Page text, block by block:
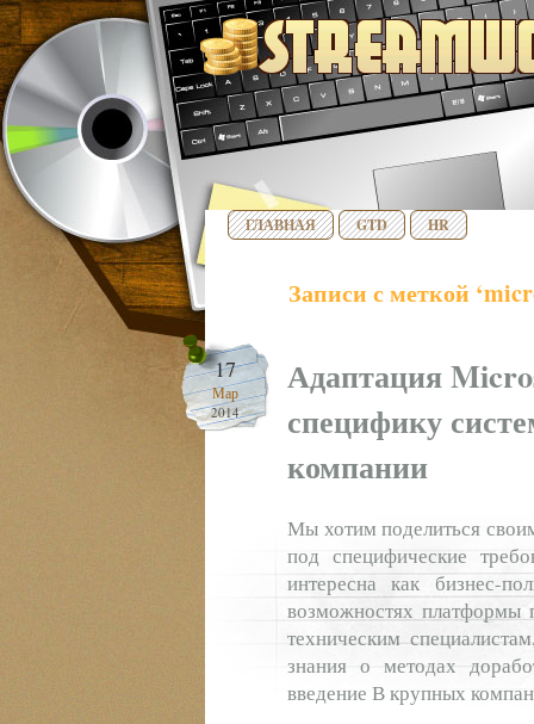
ГЛАВНАЯ GTD HR
Записи с меткой
17
Мар
2014
Адаптация
специфику
компании
Мы хотим поделиться
под специфические
интересна как бизнес-
возможностях платформы
техническим
знания о методах
введение В крупных